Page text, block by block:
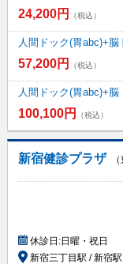
24,200円 （税込）
人間ドック(胃abc)+
57,200円 （税込）
人間ドック(胃abc)+
100,100円 （税込）
新宿健診プラザ
休診日:日曜・祝日
新宿三丁目駅 / 新宿